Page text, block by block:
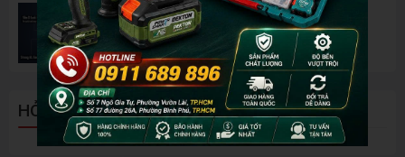
Đánh Giá 2 Mẫu Máy Mài WORKPRO Giá Rẻ
Đáng Mua Nhất Hiện Nay
HỎI ĐÁP - BÌNH LUẬN